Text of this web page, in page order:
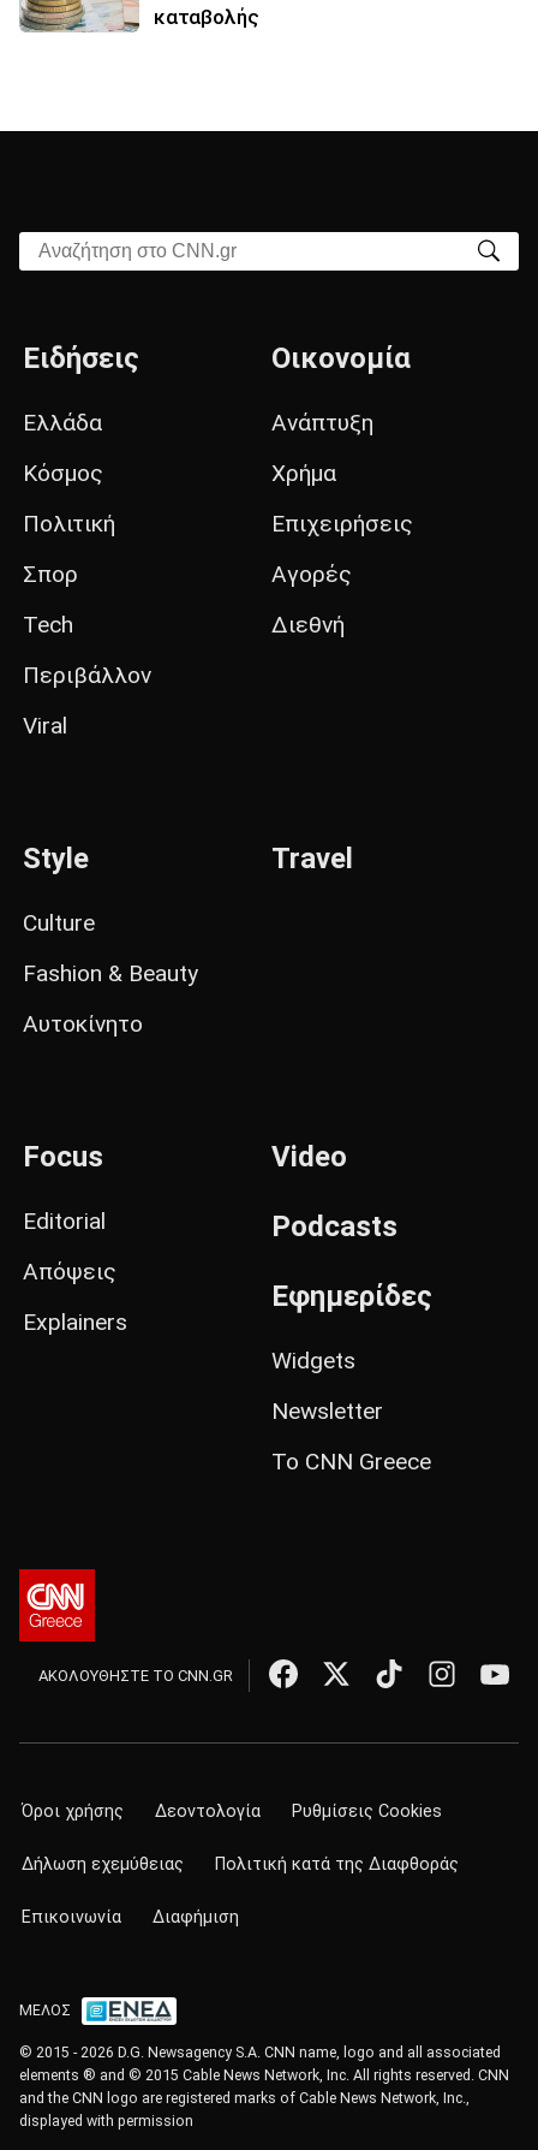
καταβολής
Αναζήτηση στο CNN.gr
Ειδήσεις
Ελλάδα
Κόσμος
Πολιτική
Σπορ
Tech
Περιβάλλον
Viral
Οικονομία
Ανάπτυξη
Χρήμα
Επιχειρήσεις
Αγορές
Διεθνή
Style
Culture
Fashion & Beauty
Αυτοκίνητο
Travel
Focus
Editorial
Απόψεις
Explainers
Video
Podcasts
Εφημερίδες
Widgets
Newsletter
Το CNN Greece
ΑΚΟΛΟΥΘΗΣΤΕ ΤΟ CNN.GR
Όροι χρήσης Δεοντολογία Ρυθμίσεις Cookies
Δήλωση εχεμύθειας Πολιτική κατά της Διαφθοράς
Επικοινωνία Διαφήμιση
ΜΕΛΟΣ
© 2015 - 2026 D.G. Newsagency S.A. CNN name, logo and all associated
elements ® and © 2015 Cable News Network, Inc. All rights reserved. CNN
and the CNN logo are registered marks of Cable News Network, Inc.,
displayed with permission